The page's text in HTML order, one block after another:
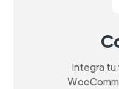
Integra tu